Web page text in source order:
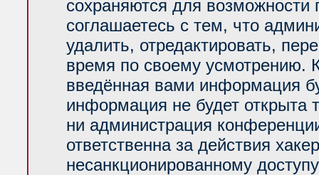
сохраняются для возможности
соглашаетесь с тем, что
удалить, отредактировать,
время по своему усмотрению.
введённая вами информация
информация не будет открыта
ни администрация
ответственна за действия
несанкционированному